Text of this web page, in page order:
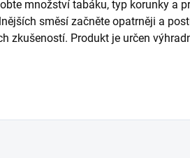
množství tabáku, typ korunky a
směsí začněte opatrněji a
zkušeností. Produkt je určen